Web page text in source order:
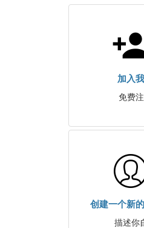
加入
免费
创建一个新
描述你